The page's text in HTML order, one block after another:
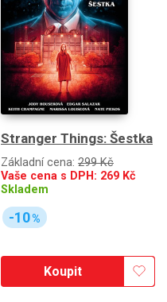
Stranger Things: Šestka
Základní cena: 299 Kč
Vaše cena s DPH: 269 Kč
Skladem
-10%
Koupit